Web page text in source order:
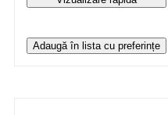
Adaugă în lista cu preferințe